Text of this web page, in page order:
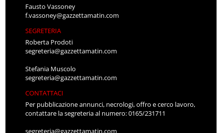
Fausto Vassoney
f.vassoney@gazzettamatin.com
SEGRETERIA
Roberta Prodoti
segreteria@gazzettamatin.com
Stefania Muscolo
segreteria@gazzettamatin.com
CONTATTACI
Per pubblicazione annunci, necrologi, offro e cerco lavoro,
contattare la segreteria al numero: 0165/231711